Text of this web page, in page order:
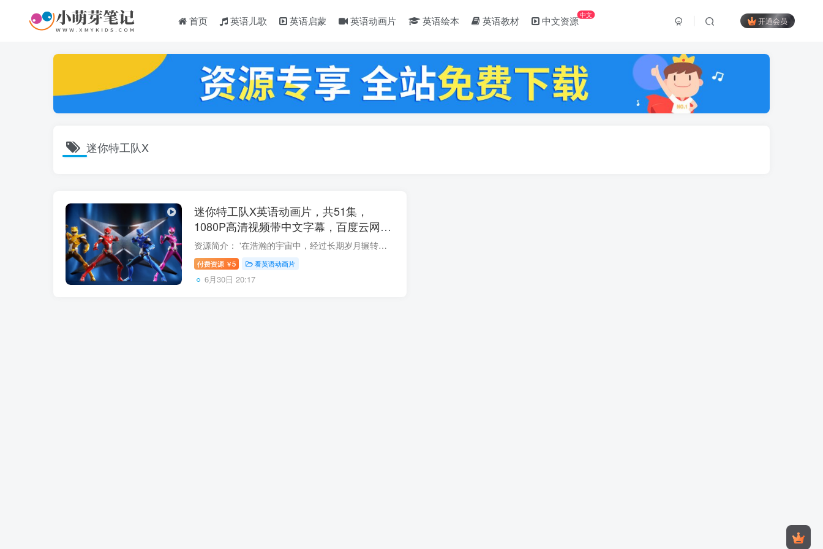
首页 英语儿歌 英语启蒙 英语动画片 英语绘本 英语教材 中文资源中文
开通会员
迷你特工队X
迷你特工队X英语动画片，共51集，
1080P高清视频带中文字幕，百度云网盘
下载
资源简介： '在浩瀚的宇宙中，经过长期岁月辗转，被秘密选召出的四个小动物，作为“迷你特工队”保护地球的和平，他们是最强战士：弗特、塞米、露西、麦克斯！数百年后宇宙海盗丹丹团三人组——...
付费资源 ￥5 看英语动画片
6月30日 20:17